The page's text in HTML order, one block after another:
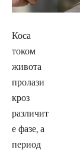
Коса
током
живота
пролази
кроз
различит
е фазе, а
период